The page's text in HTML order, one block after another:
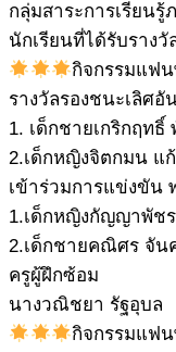
กลุ่มสาระการเรียน
นักเรียนที่ได้รับราง
กิจกรรมแฟ
รางวัลรองชนะเลิศ
1. เด็กชายเกริกฤทธิ์
2.เด็กหญิงจิตกมน แ
เข้าร่วมการแข่งขัน
1.เด็กหญิงกัญญาพัช
2.เด็กชายคณิศร จัน
ครูผู้ฝึกซ้อม
นางวณิชยา รัฐอุบล
กิจกรรมแฟ